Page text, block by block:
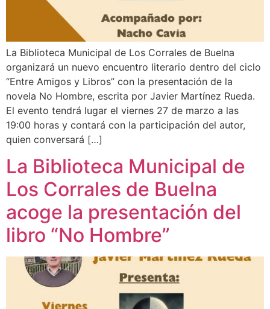
La Biblioteca Municipal de Los Corrales de Buelna
organizará un nuevo encuentro literario dentro del ciclo
“Entre Amigos y Libros” con la presentación de la
novela No Hombre, escrita por Javier Martínez Rueda.
El evento tendrá lugar el viernes 27 de marzo a las
19:00 horas y contará con la participación del autor,
quien conversará […]
La Biblioteca Municipal de
Los Corrales de Buelna
acoge la presentación del
libro “No Hombre”